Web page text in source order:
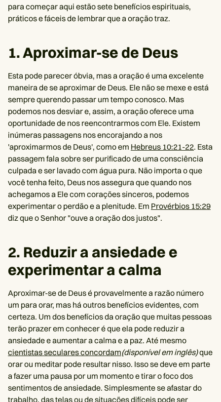
para começar aqui estão sete benefícios espirituais,
práticos e fáceis de lembrar que a oração traz.
1. Aproximar-se de Deus
Esta pode parecer óbvia, mas a oração é uma excelente
maneira de se aproximar de Deus. Ele não se mexe e está
sempre querendo passar um tempo conosco. Mas
podemos nos desviar e, assim, a oração oferece uma
oportunidade de nos reencontrarmos com Ele. Existem
inúmeras passagens nos encorajando a nos
'aproximarmos de Deus', como em Hebreus 10:21-22. Esta
passagem fala sobre ser purificado de uma consciência
culpada e ser lavado com água pura. Não importa o que
você tenha feito, Deus nos assegura que quando nos
achegamos a Ele com corações sinceros, podemos
experimentar o perdão e a plenitude. Em Provérbios 15:29
diz que o Senhor "ouve a oração dos justos".
2. Reduzir a ansiedade e
experimentar a calma
Aproximar-se de Deus é provavelmente a razão número
um para orar, mas há outros benefícios evidentes, com
certeza. Um dos benefícios da oração que muitas pessoas
terão prazer em conhecer é que ela pode reduzir a
ansiedade e aumentar a calma e a paz. Até mesmo
cientistas seculares concordam(disponível em inglês)que
orar ou meditar pode resultar nisso. Isso se deve em parte
a fazer uma pausa por um momento e tirar o foco dos
sentimentos de ansiedade. Simplesmente se afastar do
trabalho, das telas ou de situações difíceis pode ser